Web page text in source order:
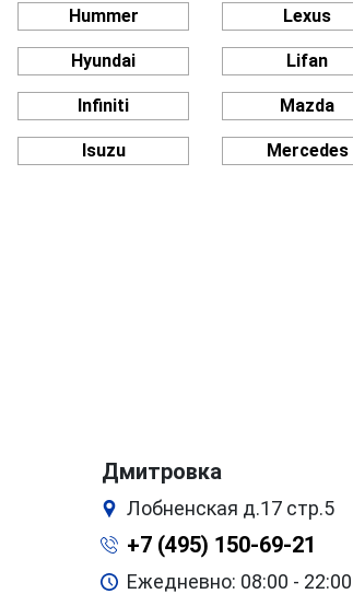
Hummer
Hyundai
Infiniti
Isuzu
Lexus
Lifan
Mazda
Mercedes
Дмитровка
Лобненская д.17 стр.5
+7 (495) 150-69-21
Ежедневно: 08:00 - 22:00